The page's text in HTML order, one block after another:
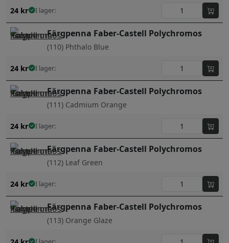
24 kr I lager:
Färgpenna Faber-Castell Polychromos
(110) Phthalo Blue
24 kr I lager:
Färgpenna Faber-Castell Polychromos
(111) Cadmium Orange
24 kr I lager:
Färgpenna Faber-Castell Polychromos
(112) Leaf Green
24 kr I lager:
Färgpenna Faber-Castell Polychromos
(113) Orange Glaze